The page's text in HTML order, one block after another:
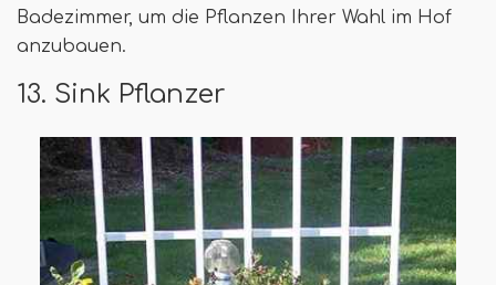
Badezimmer, um die Pflanzen Ihrer Wahl im Hof ​​
anzubauen.
13. Sink Pflanzer